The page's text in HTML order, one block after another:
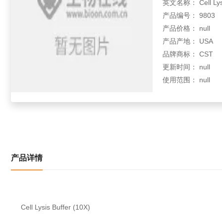
英文名称： Cell
产品编号： 9803
产品价格： null
产品产地： USA
品牌商标： CST
更新时间： null
使用范围： null
产品详情
Cell Lysis Buffer (10X)